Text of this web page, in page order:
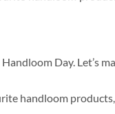
Day. Let’s
handloom